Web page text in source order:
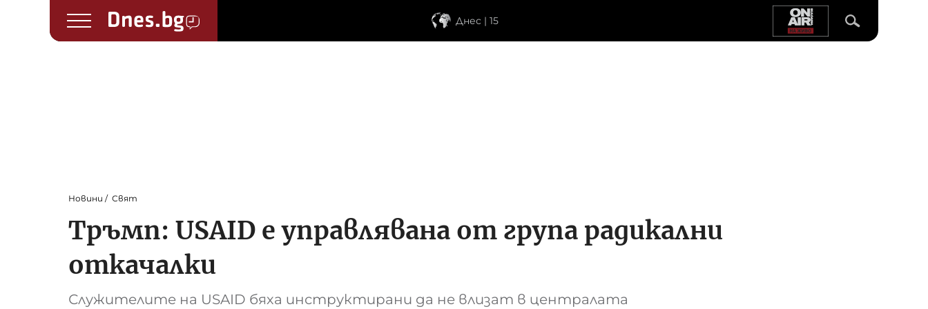
Днес | 15
Новини Свят
Тръмп: USAID е управлявана от група радикални
откачалки
Служителите на USAID бяха инструктирани да не влизат в централата